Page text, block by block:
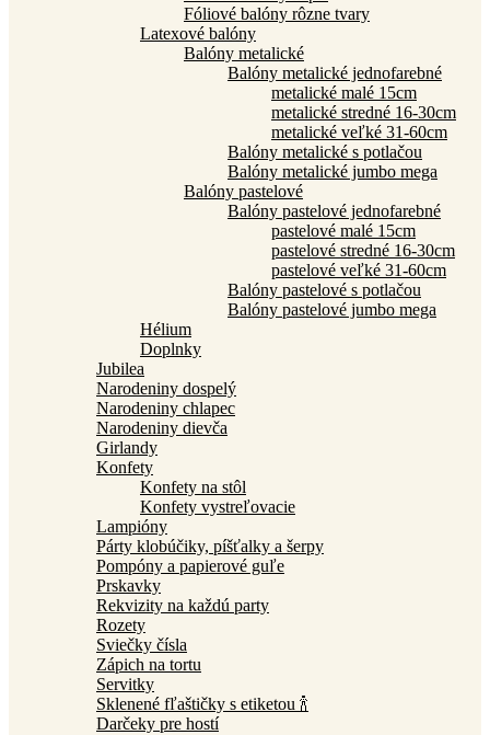
Fóliové balóny rôzne tvary
Latexové balóny
Balóny metalické
Balóny metalické jednofarebné
metalické malé 15cm
metalické stredné 16-30cm
metalické veľké 31-60cm
Balóny metalické s potlačou
Balóny metalické jumbo mega
Balóny pastelové
Balóny pastelové jednofarebné
pastelové malé 15cm
pastelové stredné 16-30cm
pastelové veľké 31-60cm
Balóny pastelové s potlačou
Balóny pastelové jumbo mega
Hélium
Doplnky
Jubilea
Narodeniny dospelý
Narodeniny chlapec
Narodeniny dievča
Girlandy
Konfety
Konfety na stôl
Konfety vystreľovacie
Lampióny
Párty klobúčiky, píšťalky a šerpy
Pompóny a papierové guľe
Prskavky
Rekvizity na každú party
Rozety
Sviečky čísla
Zápich na tortu
Servitky
Sklenené fľaštičky s etiketou 🍾
Darčeky pre hostí